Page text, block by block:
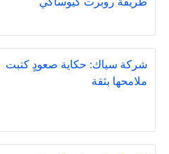
شركة سياك: حكاية صعودٍ كتبت
ملامحها بثقة